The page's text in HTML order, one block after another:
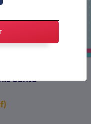
Santé